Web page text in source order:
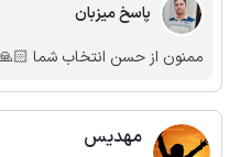
پاسخ میزبان
ممنون از حسن انتخاب شما
مهدیس